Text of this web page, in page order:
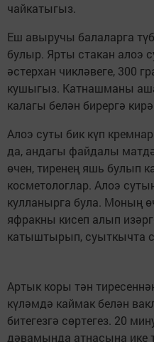
чайкатыгыз.
Еш авыручы балаларга
булыр. Ярты стакан алоэ
әстерхан чикләвеге, 300
кушыгыз. Катнашманы
калагы белән бирергә
Алоэ суты бик күп
да, андагы файдалы
өчен, тиренең яшь булып
косметологлар. Алоэ
кулланырга була. Моның
яфракны кисеп алып
катыштырып, суыткычта
Артык коры тән
күләмдә каймак белән
битегезгә сөртегез. 20
дәвамында атнасына